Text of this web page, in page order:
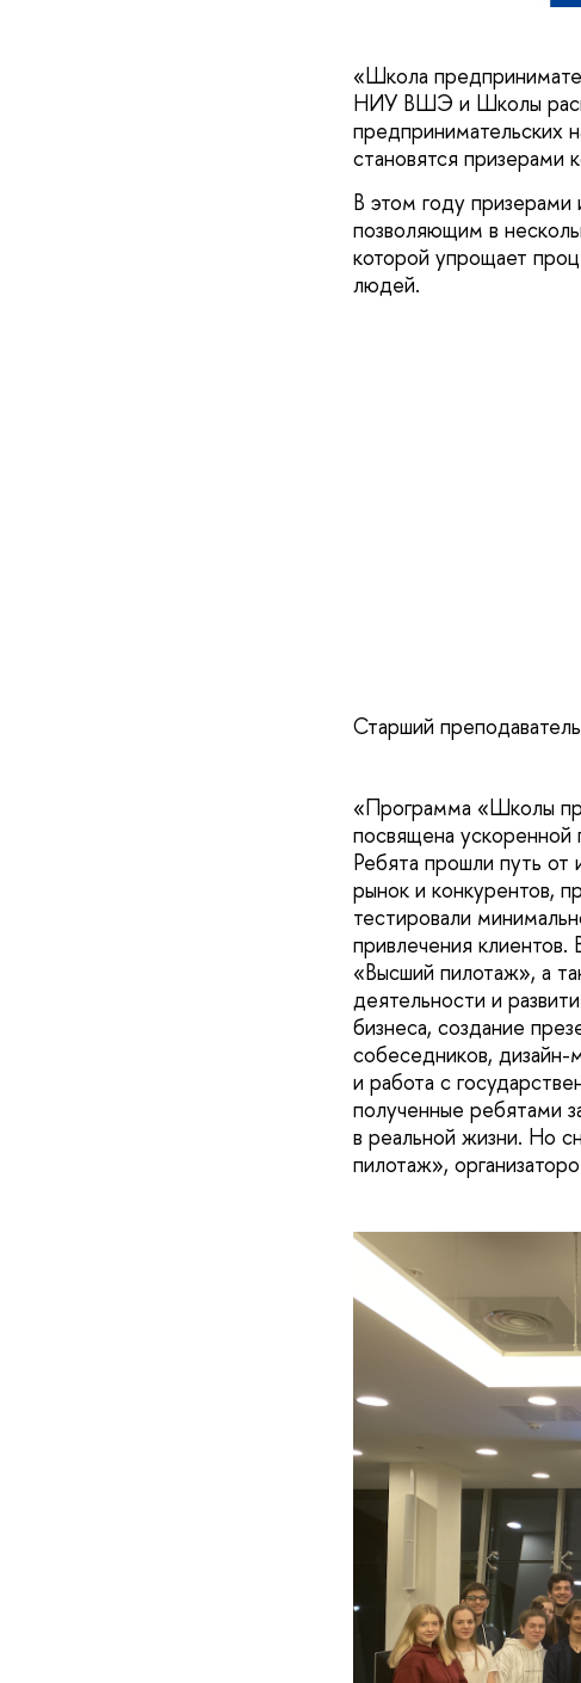
«Школа
НИУ ВШЭ и Школы
предпринимательских
становятся призерами
В этом году
позволяющим в
которой упрощает
людей.
Старший
«Программа «Школы
посвящена ускоренной
Ребята прошли путь от
рынок и конкурентов,
тестировали
привлечения
«Высший пилотаж», а
деятельности и
бизнеса, создание
собеседников, дизайн-
и работа с
полученные ребятами
в реальной жизни. Но
пилотаж»,